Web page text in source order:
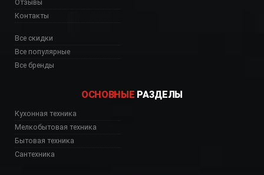
Отзывы
Контакты
Все скидки
Все популярные
Все бренды
ОСНОВНЫЕ РАЗДЕЛЫ
Кухонная техника
Мелкобытовая техника
Бытовая техника
Сантехника